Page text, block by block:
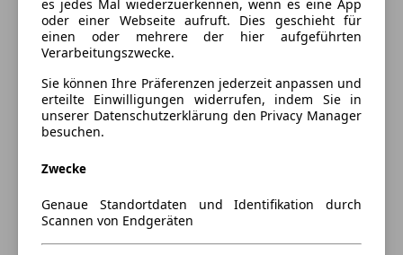
es jedes Mal wiederzuerkennen, wenn es eine App
oder einer Webseite aufruft. Dies geschieht für
einen oder mehrere der hier aufgeführten
Verarbeitungszwecke.
Sie können Ihre Präferenzen jederzeit anpassen und
erteilte Einwilligungen widerrufen, indem Sie in
unserer Datenschutzerklärung den Privacy Manager
besuchen.
Zwecke
Genaue Standortdaten und Identifikation durch
Scannen von Endgeräten